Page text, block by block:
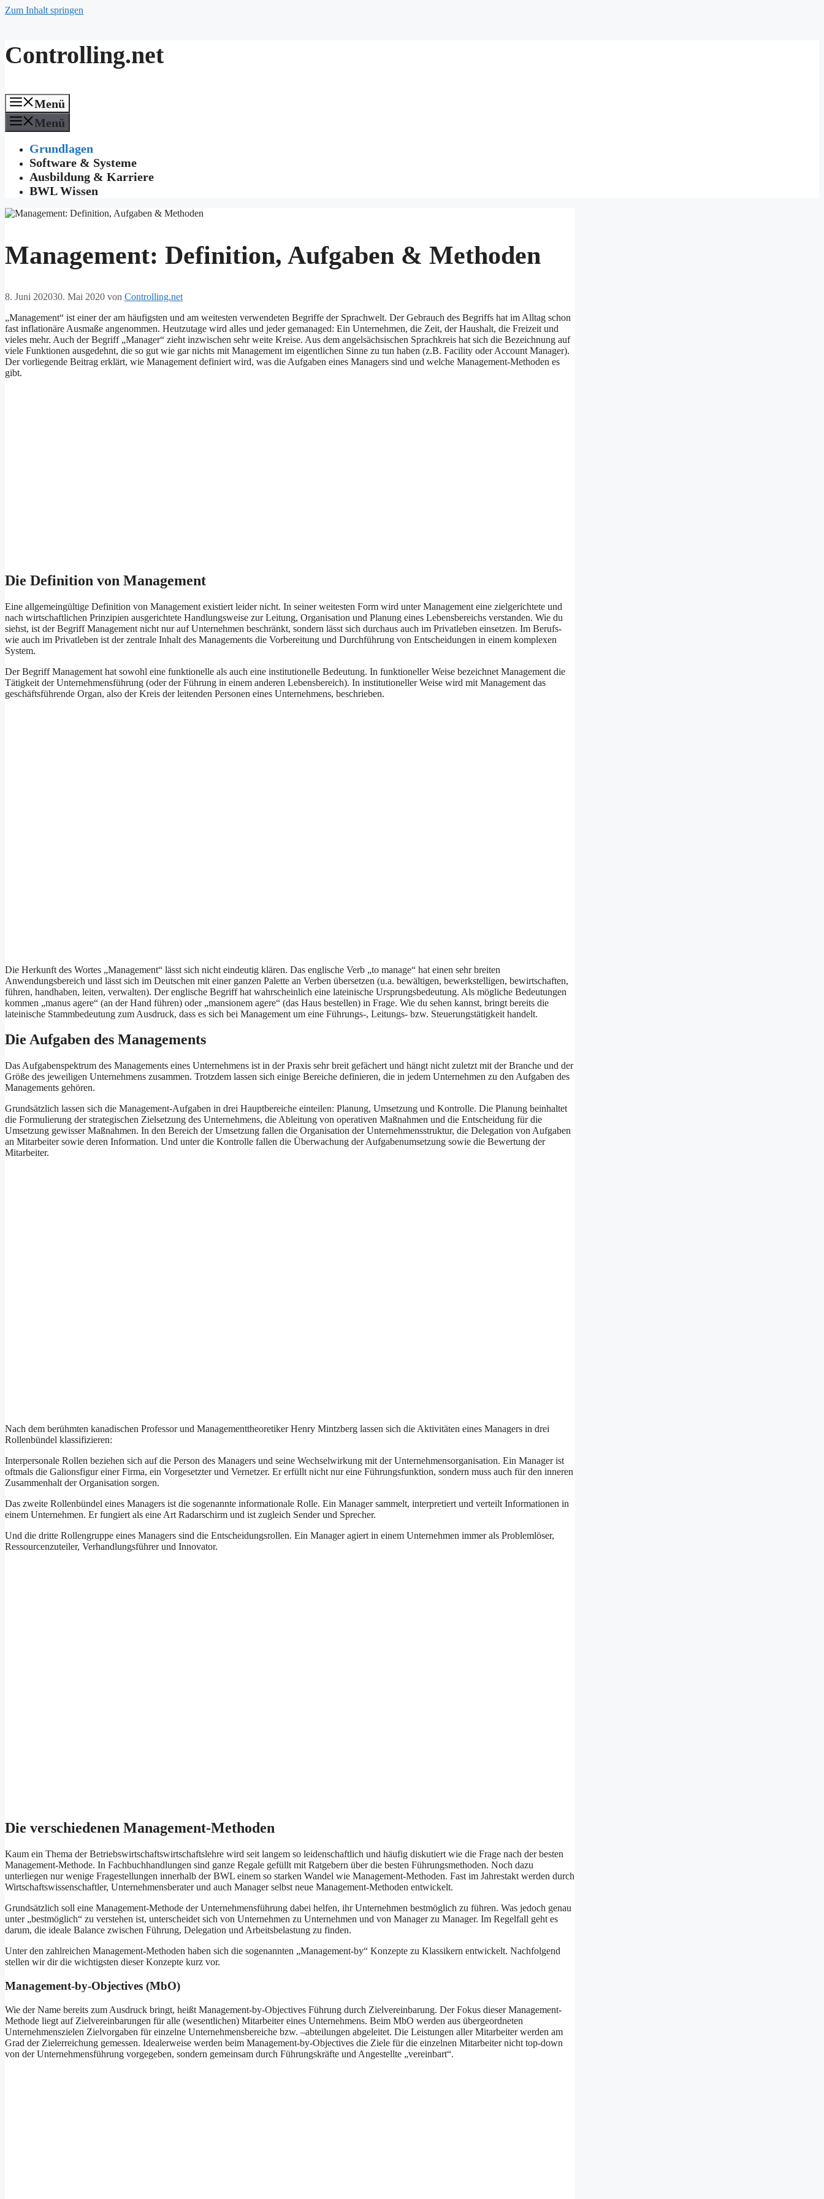
Zum Inhalt springen
Controlling.net
Menü
Menü
Grundlagen
Software & Systeme
Ausbildung & Karriere
BWL Wissen
Management: Definition, Aufgaben & Methoden
8. Juni 202030. Mai 2020 von Controlling.net
„Management“ ist einer der am häufigsten und am weitesten verwendeten Begriffe der Sprachwelt. Der Gebrauch des Begriffs hat im Alltag schon
fast inflationäre Ausmaße angenommen. Heutzutage wird alles und jeder gemanaged: Ein Unternehmen, die Zeit, der Haushalt, die Freizeit und
vieles mehr. Auch der Begriff „Manager“ zieht inzwischen sehr weite Kreise. Aus dem angelsächsischen Sprachkreis hat sich die Bezeichnung auf
viele Funktionen ausgedehnt, die so gut wie gar nichts mit Management im eigentlichen Sinne zu tun haben (z.B. Facility oder Account Manager).
Der vorliegende Beitrag erklärt, wie Management definiert wird, was die Aufgaben eines Managers sind und welche Management-Methoden es
gibt.
Die Definition von Management
Eine allgemeingültige Definition von Management existiert leider nicht. In seiner weitesten Form wird unter Management eine zielgerichtete und
nach wirtschaftlichen Prinzipien ausgerichtete Handlungsweise zur Leitung, Organisation und Planung eines Lebensbereichs verstanden. Wie du
siehst, ist der Begriff Management nicht nur auf Unternehmen beschränkt, sondern lässt sich durchaus auch im Privatleben einsetzen. Im Berufs-
wie auch im Privatleben ist der zentrale Inhalt des Managements die Vorbereitung und Durchführung von Entscheidungen in einem komplexen
System.
Der Begriff Management hat sowohl eine funktionelle als auch eine institutionelle Bedeutung. In funktioneller Weise bezeichnet Management die
Tätigkeit der Unternehmensführung (oder der Führung in einem anderen Lebensbereich). In institutioneller Weise wird mit Management das
geschäftsführende Organ, also der Kreis der leitenden Personen eines Unternehmens, beschrieben.
Die Herkunft des Wortes „Management“ lässt sich nicht eindeutig klären. Das englische Verb „to manage“ hat einen sehr breiten
Anwendungsbereich und lässt sich im Deutschen mit einer ganzen Palette an Verben übersetzen (u.a. bewältigen, bewerkstelligen, bewirtschaften,
führen, handhaben, leiten, verwalten). Der englische Begriff hat wahrscheinlich eine lateinische Ursprungsbedeutung. Als mögliche Bedeutungen
kommen „manus agere“ (an der Hand führen) oder „mansionem agere“ (das Haus bestellen) in Frage. Wie du sehen kannst, bringt bereits die
lateinische Stammbedeutung zum Ausdruck, dass es sich bei Management um eine Führungs-, Leitungs- bzw. Steuerungstätigkeit handelt.
Die Aufgaben des Managements
Das Aufgabenspektrum des Managements eines Unternehmens ist in der Praxis sehr breit gefächert und hängt nicht zuletzt mit der Branche und der
Größe des jeweiligen Unternehmens zusammen. Trotzdem lassen sich einige Bereiche definieren, die in jedem Unternehmen zu den Aufgaben des
Managements gehören.
Grundsätzlich lassen sich die Management-Aufgaben in drei Hauptbereiche einteilen: Planung, Umsetzung und Kontrolle. Die Planung beinhaltet
die Formulierung der strategischen Zielsetzung des Unternehmens, die Ableitung von operativen Maßnahmen und die Entscheidung für die
Umsetzung gewisser Maßnahmen. In den Bereich der Umsetzung fallen die Organisation der Unternehmensstruktur, die Delegation von Aufgaben
an Mitarbeiter sowie deren Information. Und unter die Kontrolle fallen die Überwachung der Aufgabenumsetzung sowie die Bewertung der
Mitarbeiter.
Nach dem berühmten kanadischen Professor und Managementtheoretiker Henry Mintzberg lassen sich die Aktivitäten eines Managers in drei
Rollenbündel klassifizieren:
Interpersonale Rollen beziehen sich auf die Person des Managers und seine Wechselwirkung mit der Unternehmensorganisation. Ein Manager ist
oftmals die Galionsfigur einer Firma, ein Vorgesetzter und Vernetzer. Er erfüllt nicht nur eine Führungsfunktion, sondern muss auch für den inneren
Zusammenhalt der Organisation sorgen.
Das zweite Rollenbündel eines Managers ist die sogenannte informationale Rolle. Ein Manager sammelt, interpretiert und verteilt Informationen in
einem Unternehmen. Er fungiert als eine Art Radarschirm und ist zugleich Sender und Sprecher.
Und die dritte Rollengruppe eines Managers sind die Entscheidungsrollen. Ein Manager agiert in einem Unternehmen immer als Problemlöser,
Ressourcenzuteiler, Verhandlungsführer und Innovator.
Die verschiedenen Management-Methoden
Kaum ein Thema der Betriebswirtschaftswirtschaftslehre wird seit langem so leidenschaftlich und häufig diskutiert wie die Frage nach der besten
Management-Methode. In Fachbuchhandlungen sind ganze Regale gefüllt mit Ratgebern über die besten Führungsmethoden. Noch dazu
unterliegen nur wenige Fragestellungen innerhalb der BWL einem so starken Wandel wie Management-Methoden. Fast im Jahrestakt werden durch
Wirtschaftswissenschaftler, Unternehmensberater und auch Manager selbst neue Management-Methoden entwickelt.
Grundsätzlich soll eine Management-Methode der Unternehmensführung dabei helfen, ihr Unternehmen bestmöglich zu führen. Was jedoch genau
unter „bestmöglich“ zu verstehen ist, unterscheidet sich von Unternehmen zu Unternehmen und von Manager zu Manager. Im Regelfall geht es
darum, die ideale Balance zwischen Führung, Delegation und Arbeitsbelastung zu finden.
Unter den zahlreichen Management-Methoden haben sich die sogenannten „Management-by“ Konzepte zu Klassikern entwickelt. Nachfolgend
stellen wir dir die wichtigsten dieser Konzepte kurz vor.
Management-by-Objectives (MbO)
Wie der Name bereits zum Ausdruck bringt, heißt Management-by-Objectives Führung durch Zielvereinbarung. Der Fokus dieser Management-
Methode liegt auf Zielvereinbarungen für alle (wesentlichen) Mitarbeiter eines Unternehmens. Beim MbO werden aus übergeordneten
Unternehmenszielen Zielvorgaben für einzelne Unternehmensbereiche bzw. –abteilungen abgeleitet. Die Leistungen aller Mitarbeiter werden am
Grad der Zielerreichung gemessen. Idealerweise werden beim Management-by-Objectives die Ziele für die einzelnen Mitarbeiter nicht top-down
von der Unternehmensführung vorgegeben, sondern gemeinsam durch Führungskräfte und Angestellte „vereinbart“.